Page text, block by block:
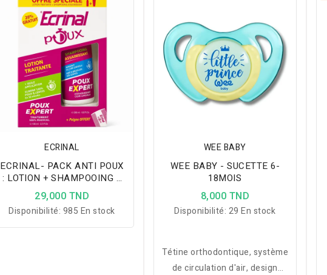
ECRINAL
ECRINAL- PACK ANTI POUX
: LOTION + SHAMPOOING +
PEIGNE OFFERT
29,000 TND
Disponibilité: 985 En stock
WEE BABY
WEE BABY - SUCETTE 6-
18MOIS
8,000 TND
Disponibilité: 29 En stock
Tétine orthodontique, système
de circulation d'air, design